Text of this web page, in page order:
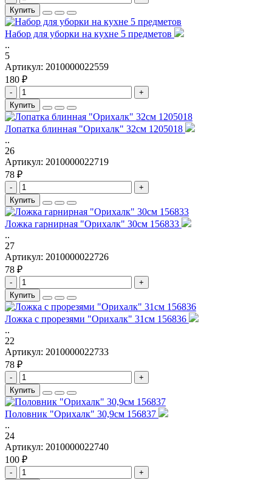
Купить
Набор для уборки на кухне 5 предметов
..
5
Артикул: 2010000022559
180 ₽
-
+
Купить
Лопатка блинная "Орихалк" 32см 1205018
..
26
Артикул: 2010000022719
78 ₽
-
+
Купить
Ложка гарнирная "Орихалк" 30см 156833
..
27
Артикул: 2010000022726
78 ₽
-
+
Купить
Ложка с прорезями "Орихалк" 31см 156836
..
22
Артикул: 2010000022733
78 ₽
-
+
Купить
Половник "Орихалк" 30,9см 156837
..
24
Артикул: 2010000022740
100 ₽
-
+